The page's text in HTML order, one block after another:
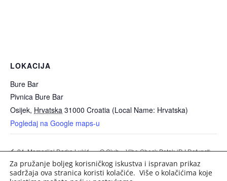
LOKACIJA
Bure Bar
Pivnica Bure Bar
Osijek, Hrvatska 31000 Croatia (Local Name: Hrvatska)
Pogledaj na Google maps-u
24. Memorijal Darko Lukić Q Club – Vibe Check Petak (DJ Defunct)
Za pružanje boljeg korisničkog iskustva i ispravan prikaz
sadržaja ova stranica koristi kolačiće. Više o kolačićima koje